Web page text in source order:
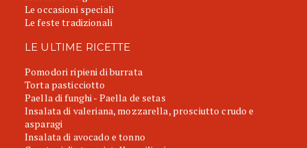
Le occasioni speciali
Le feste tradizionali
LE ULTIME RICETTE
Pomodori ripieni di burrata
Torta pasticciotto
Paella di funghi - Paella de setas
Insalata di valeriana, mozzarella, prosciutto crudo e
asparagi
Insalata di avocado e tonno